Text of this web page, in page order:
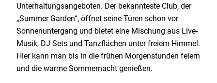
Unterhaltungsangeboten. Der bekannteste Club, der
„Summer Garden“, öffnet seine Türen schon vor
Sonnenuntergang und bietet eine Mischung aus Live-
Musik, DJ-Sets und Tanzflächen unter freiem Himmel.
Hier kann man bis in die frühen Morgenstunden feiern
und die warme Sommernacht genießen.